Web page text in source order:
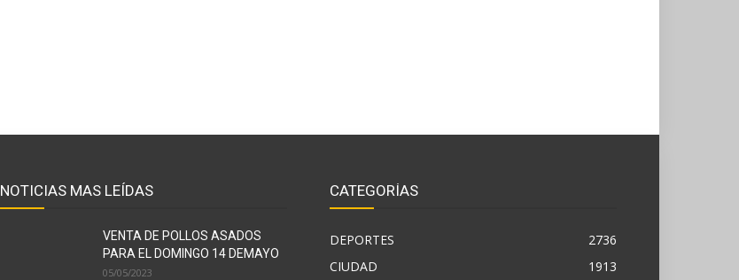
NOTICIAS MAS LEÍDAS
VENTA DE POLLOS ASADOS
PARA EL DOMINGO 14 DEMAYO
05/05/2023
CATEGORÍAS
DEPORTES
2736
CIUDAD
1913